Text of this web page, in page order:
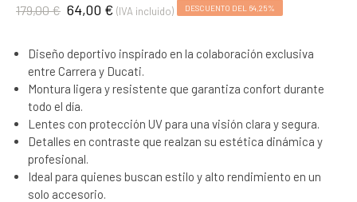
179,00 € 64,00 € (IVA incluido) DESCUENTO DEL 64,25%
Diseño deportivo inspirado en la colaboración exclusiva
entre Carrera y Ducati.
Montura ligera y resistente que garantiza confort durante
todo el día.
Lentes con protección UV para una visión clara y segura.
Detalles en contraste que realzan su estética dinámica y
profesional.
Ideal para quienes buscan estilo y alto rendimiento en un
solo accesorio.